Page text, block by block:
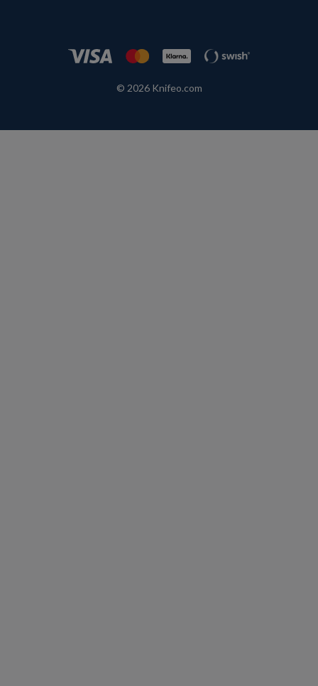
© 2026 Knifeo.com